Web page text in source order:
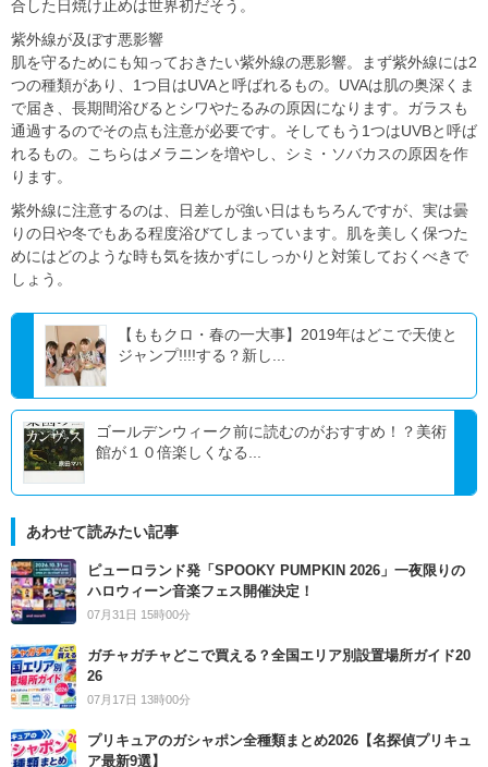
合した日焼け止めは世界初だそう。
紫外線が及ぼす悪影響
肌を守るためにも知っておきたい紫外線の悪影響。まず紫外線には2
つの種類があり、1つ目はUVAと呼ばれるもの。UVAは肌の奥深くま
で届き、長期間浴びるとシワやたるみの原因になります。ガラスも
通過するのでその点も注意が必要です。そしてもう1つはUVBと呼ば
れるもの。こちらはメラニンを増やし、シミ・ソバカスの原因を作
ります。
紫外線に注意するのは、日差しが強い日はもちろんですが、実は曇
りの日や冬でもある程度浴びてしまっています。肌を美しく保つた
めにはどのような時も気を抜かずにしっかりと対策しておくべきで
しょう。
【ももクロ・春の一大事】2019年はどこで天使と
ジャンプ!!!!する？新し...
ゴールデンウィーク前に読むのがおすすめ！？美術
館が１０倍楽しくなる...
あわせて読みたい記事
ピューロランド発「SPOOKY PUMPKIN 2026」一夜限りの
ハロウィーン音楽フェス開催決定！
07月31日 15時00分
ガチャガチャどこで買える？全国エリア別設置場所ガイド20
26
07月17日 13時00分
プリキュアのガシャポン全種類まとめ2026【名探偵プリキュ
ア最新9選】